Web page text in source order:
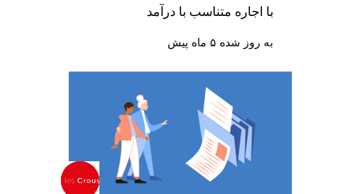
با اجاره متناسب با درآمد
به روز شده ۵ ماه پیش